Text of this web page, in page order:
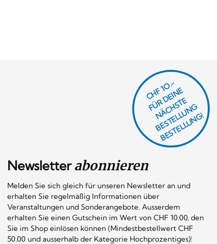
Newsletterabonnieren
Melden Sie sich gleich für unseren Newsletter an und
erhalten Sie regelmäßig Informationen über
Veranstaltungen und Sonderangebote. Ausserdem
erhalten Sie einen Gutschein im Wert von CHF 10.00, den
Sie im Shop einlösen können (Mindestbestellwert CHF
50.00 und ausserhalb der Kategorie Hochprozentiges)!
CHF 1O.-
F
Ü
R
D
EI
N
E
N
Ä
C
H
S
T
E
B
E
S
T
E
L
L
U
N
G
B
E
S
T
E
L
L
U
N
G!